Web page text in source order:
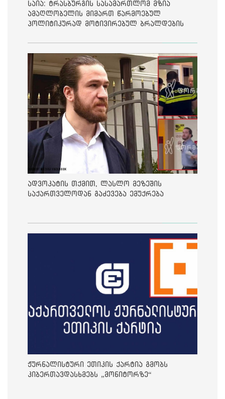
საია: ტრასბურგის სასამართლომ მზია
ამაღლობელის მიმართ წარმოებულ
პოლიტიკურად მოტივირებულ ბრალდების
ადვოკატის თქმით, ლასლო მეზეშის
საქართველოდან გაძევება ემუქრება
ჟურნალისტური ეთიკის ქარტია გმობს
კიბერთავდასხმებს „მონიტორზე“